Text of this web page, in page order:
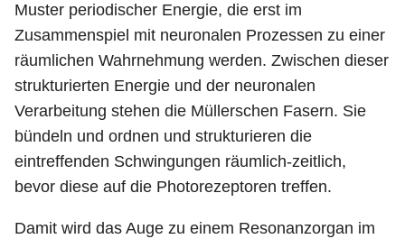
Muster periodischer Energie, die erst im
Zusammenspiel mit neuronalen Prozessen zu einer
räumlichen Wahrnehmung werden. Zwischen dieser
strukturierten Energie und der neuronalen
Verarbeitung stehen die Müllerschen Fasern. Sie
bündeln und ordnen und strukturieren die
eintreffenden Schwingungen räumlich-zeitlich,
bevor diese auf die Photorezeptoren treffen.
Damit wird das Auge zu einem Resonanzorgan im